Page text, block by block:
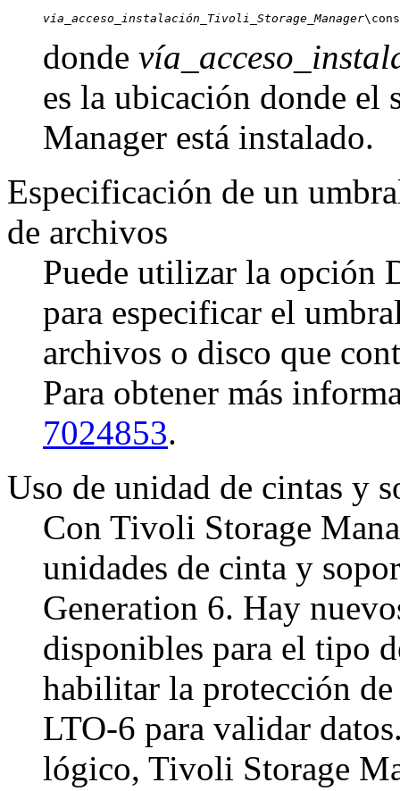
vía_acceso_instalación_Tivoli_Storage_Manager
donde
es la ubicación donde el
Manager está instalado.
Especificación de un
de archivos
Puede utilizar la opción
para especificar el
archivos o disco que
Para obtener más
7024853.
Uso de unidad de cintas y
Con Tivoli Storage
unidades de cinta y
Generation 6. Hay
disponibles para el tipo
habilitar la protección
LTO-6 para validar
lógico, Tivoli Storage